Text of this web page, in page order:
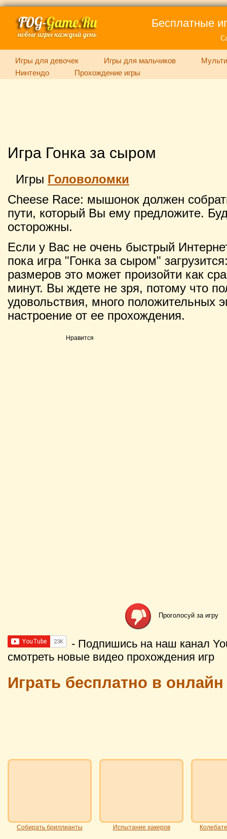
Бесплатные
Игры для девочек Игры для мальчиков
Нинтендо
Прохождение игры
Игра Гонка за сыром
Игры Головоломки
Cheese Race: мышонок должен
пути, который Вы ему предложите.
осторожны.
Если у Вас не очень быстрый
пока игра "Гонка за сыром"
размеров это может произойти как
минут. Вы ждете не зря, потому что
удовольствия, много положительных
настроение от ее прохождения.
Нравится
Проголосуй за игру
- Подпишись на наш канал
смотреть новые видео прохождения игр
Играть бесплатно в
Собирать бриллианты Испытание хакеров